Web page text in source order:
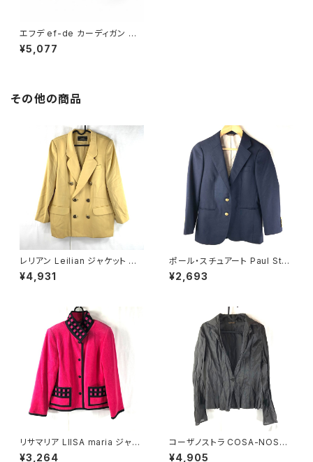
エフデ ef-de カーディガン 新
品 ベージュ 15サイズ 868563
¥5,077
その他の商品
レリアン Leilian ジャケット 肩
パッド 黄色 金色 13+サイズ 90
0590
¥4,931
ポール・スチュアート Paul Stua
rt ジャケット 金ボタン 袖ボタン
サイドポケット スリット 紺 7サイ
¥2,693
リサマリア LIISA maria ジャケ
ット 裏地花柄 綿 肩パット ピン
¥3,264
コーザノストラ COSA-NOSTR
A カットソー 長袖 シースルー
¥4,905